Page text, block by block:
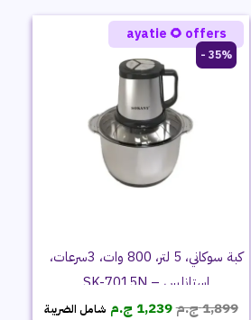
399 ج.م.
299 ج.م.
35% -
كبة سوكاني، 5 لتر، 800 وات، 3سرعات،
استانلس – SK-7015N
1,899ج.مالسعر
1,239 ج.م السعر
شامل الضريبة
ayatie 🌻 offers